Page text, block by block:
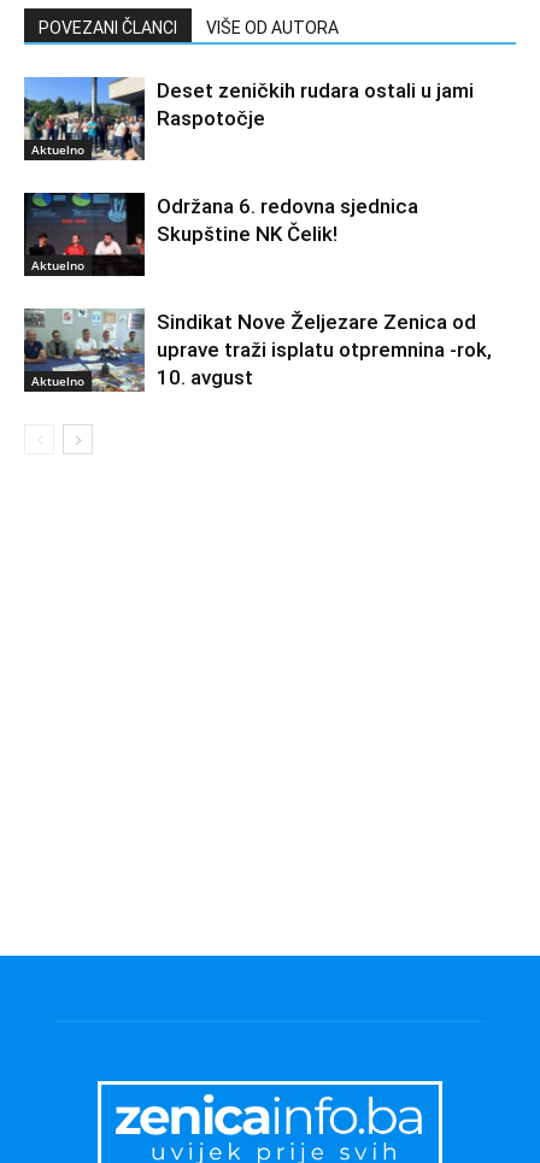
POVEZANI ČLANCI VIŠE OD AUTORA
Aktuelno
Deset zeničkih rudara ostali u jami
Raspotočje
Aktuelno
Održana 6. redovna sjednica
Skupštine NK Čelik!
Aktuelno
Sindikat Nove Željezare Zenica od
uprave traži isplatu otpremnina -rok,
10. avgust